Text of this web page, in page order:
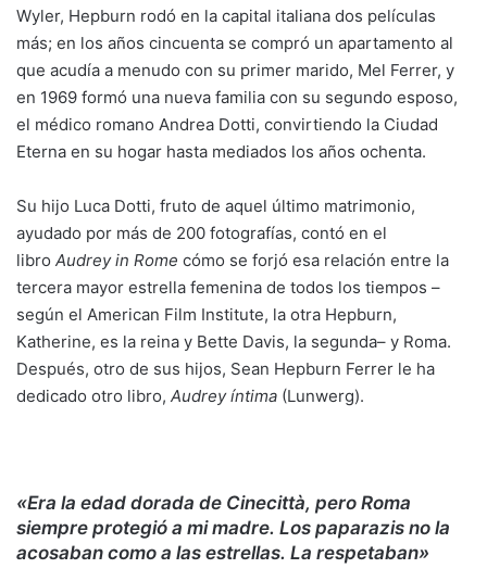
Wyler, Hepburn rodó en la capital italiana dos películas
más; en los años cincuenta se compró un apartamento al
que acudía a menudo con su primer marido, Mel Ferrer, y
en 1969 formó una nueva familia con su segundo esposo,
el médico romano Andrea Dotti, convirtiendo la Ciudad
Eterna en su hogar hasta mediados los años ochenta.
Su hijo Luca Dotti, fruto de aquel último matrimonio,
ayudado por más de 200 fotografías, contó en el
libro Audrey in Rome cómo se forjó esa relación entre la
tercera mayor estrella femenina de todos los tiempos –
según el American Film Institute, la otra Hepburn,
Katherine, es la reina y Bette Davis, la segunda– y Roma.
Después, otro de sus hijos, Sean Hepburn Ferrer le ha
dedicado otro libro, Audrey íntima (Lunwerg).
«Era la edad dorada de Cinecittà, pero Roma
siempre protegió a mi madre. Los paparazis no la
acosaban como a las estrellas. La respetaban»